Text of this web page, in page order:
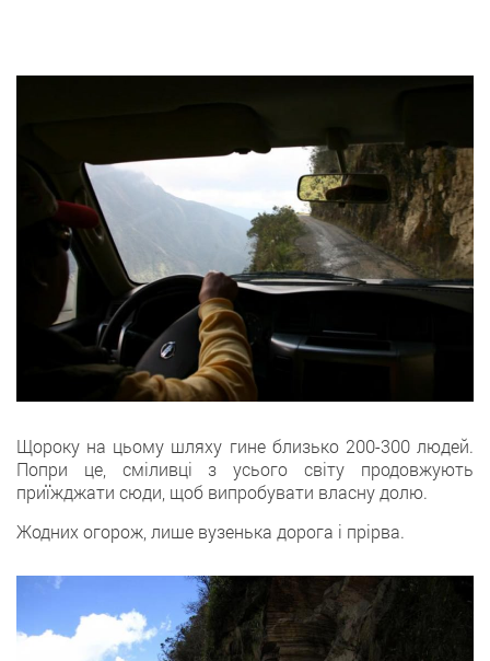
Щороку на цьому шляху гине близько 200-300 людей.
Попри це, сміливці з усього світу продовжують
приїжджати сюди, щоб випробувати власну долю.
Жодних огорож, лише вузенька дорога і прірва.